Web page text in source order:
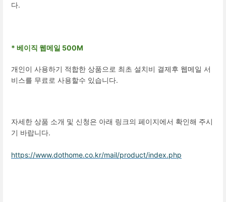
다.
* 베이직 웹메일 500M
개인이 사용하기 적합한 상품으로 최초 설치비 결제후 웹메일 서
비스를 무료로 사용할수 있습니다.
자세한 상품 소개 및 신청은 아래 링크의 페이지에서 확인해 주시
기 바랍니다.
https://www.dothome.co.kr/mail/product/index.php